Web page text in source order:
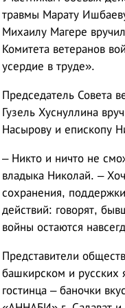
травмы Марату
Михаилу Магере
Комитета ветеранов
усердие в труде».
Председатель Совета
Гузель Хуснуллина
Насырову и епископу
– Никто и ничто не
владыка Николай. –
сохранения,
действий: говорят,
войны остаются
Представители
башкирском и русских
гостинца – баночки